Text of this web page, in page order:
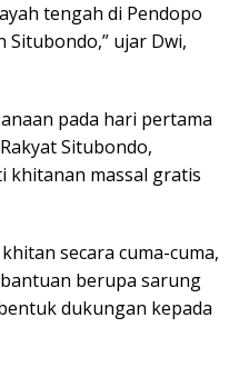
tengah di Pendopo
Situbondo,” ujar Dwi,
pada hari pertama
Situbondo,
khitanan massal gratis
secara cuma-cuma,
berupa sarung
dukungan kepada